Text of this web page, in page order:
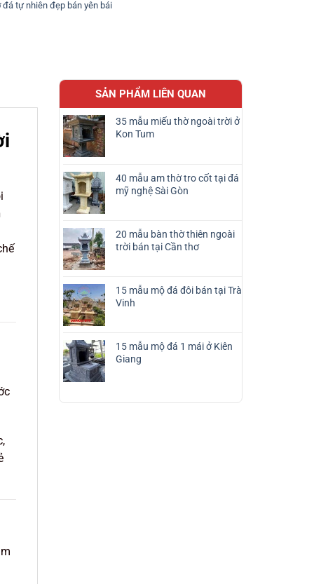
đá tự nhiên đẹp bán yên bái
SẢN PHẨM LIÊN QUAN
35 mẫu miếu thờ ngoài trời ở
Kon Tum
40 mẫu am thờ tro cốt tại đá
mỹ nghệ Sài Gòn
20 mẫu bàn thờ thiên ngoài
trời bán tại Cần thơ
15 mẫu mộ đá đôi bán tại Trà
Vinh
15 mẫu mộ đá 1 mái ở Kiên
Giang